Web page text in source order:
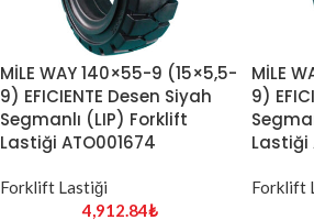
MİLE WAY 140×55-9 (15×5,5-
9) EFICIENTE Desen Siyah
Segmanlı (LIP) Forklift
Lastiği ATO001674
Forklift Lastiği
4,912.84₺
MİLE
9)
Lastiği
Forklift